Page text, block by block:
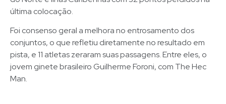
última colocação.
Foi consenso geral a melhora no entrosamento dos
conjuntos, o que refletiu diretamente no resultado em
pista, e 11 atletas zeraram suas passagens. Entre eles, o
jovem ginete brasileiro Guilherme Foroni, com The Hec
Man.